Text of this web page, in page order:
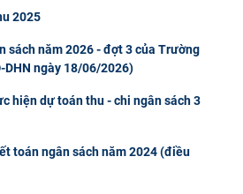
2025
sách năm 2026 - đợt 3 của Trường
DHN ngày 18/06/2026)
hiện dự toán thu - chi ngân sách 3
toán ngân sách năm 2024 (điều